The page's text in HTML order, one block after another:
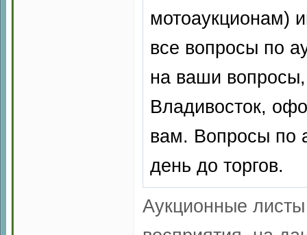
мотоаукционам)
все вопросы по
на ваши вопросы,
Владивосток,
вам. Вопросы по
день до торгов.
Аукционные